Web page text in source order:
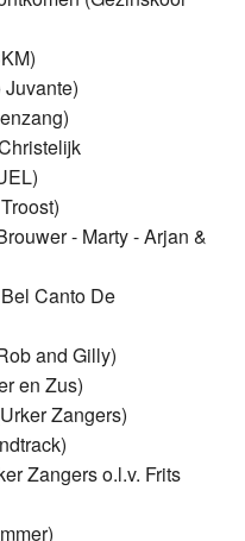
- Marty - Arjan &
Canto De
and Gilly)
en Zus)
Zangers)
Zangers o.l.v. Frits